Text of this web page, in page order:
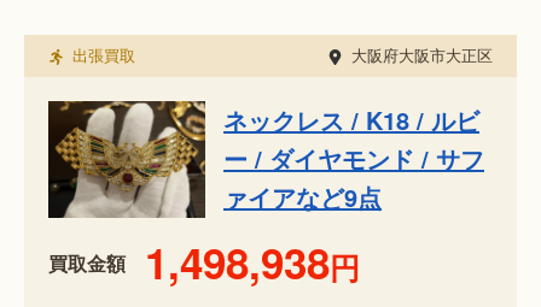
出張買取 大阪府大阪市大正区
ネックレス / K18 / ルビ
ー / ダイヤモンド / サフ
ァイアなど9点
買取金額 1,498,938円